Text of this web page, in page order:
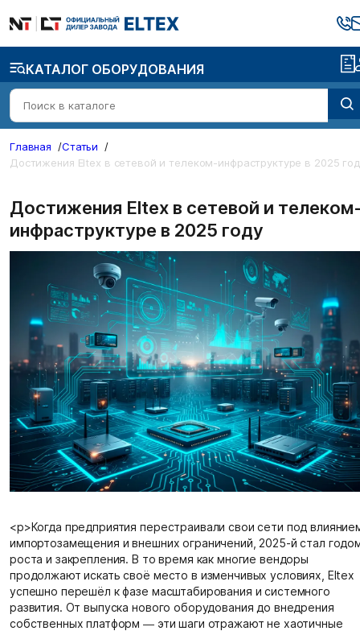
КАТАЛОГ ОБОРУДОВАНИЯ
Главная /Статьи
/
Достижения Eltex в сетевой и телеком-инфраструктуре в 2025
Достижения Eltex в сетевой и
инфраструктуре в 2025 году
<p>Когда предприятия перестраивали свои сети под
импортозамещения и внешних ограничений, 2025-й стал
роста и закрепления. В то время как многие вендоры
продолжают искать своё место в изменчивых условиях, Eltex
успешно перешёл к фазе масштабирования и системного
развития. От выпуска нового оборудования до внедрения
собственных платформ — эти шаги отражают не хаотичные